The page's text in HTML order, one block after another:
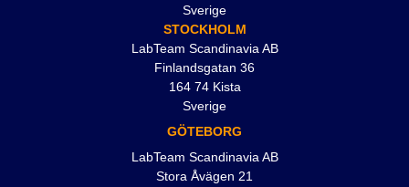
Sverige
STOCKHOLM
LabTeam Scandinavia AB
Finlandsgatan 36
164 74 Kista
Sverige
GÖTEBORG
LabTeam Scandinavia AB
Stora Åvägen 21